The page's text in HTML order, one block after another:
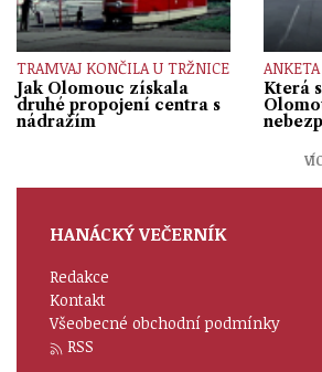
TRAMVAJ KONČILA U TRŽNICE
Jak Olomouc získala
druhé propojení centra s
nádražím
ANKETA
Která
HANÁCKÝ VEČERNÍK
Redakce
Kontakt
Všeobecné obchodní podmínky
RSS